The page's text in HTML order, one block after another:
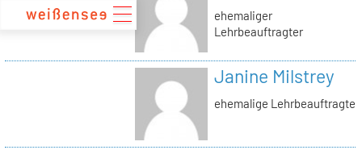
ehemaliger
Lehrbeauftragter
Janine Milstrey
ehemalige Lehrbeauftragte